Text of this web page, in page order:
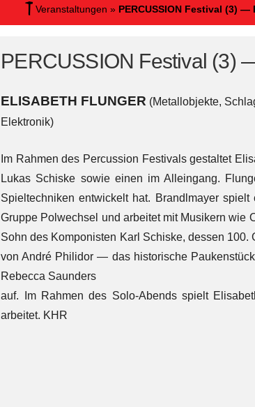
Veranstaltungen » PERCUSSION Festival (3)
PERCUSSION Festival (3)
ELISABETH FLUNGER (Metallobjekte,
Elektronik)
Im Rahmen des Percussion Festivals gestaltet
Lukas Schiske sowie einen im Alleingang.
Spieltechniken entwickelt hat. Brandlmayer
Gruppe Polwechsel und arbeitet mit Musikern wie
Sohn des Komponisten Karl Schiske, dessen
von André Philidor — das historische
Rebecca Saunders
auf. Im Rahmen des Solo-Abends spielt
arbeitet. KHR